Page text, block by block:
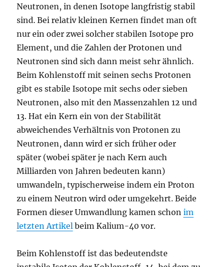
Neutronen, in denen Isotope langfristig stabil
sind. Bei relativ kleinen Kernen findet man oft
nur ein oder zwei solcher stabilen Isotope pro
Element, und die Zahlen der Protonen und
Neutronen sind sich dann meist sehr ähnlich.
Beim Kohlenstoff mit seinen sechs Protonen
gibt es stabile Isotope mit sechs oder sieben
Neutronen, also mit den Massenzahlen 12 und
13. Hat ein Kern ein von der Stabilität
abweichendes Verhältnis von Protonen zu
Neutronen, dann wird er sich früher oder
später (wobei später je nach Kern auch
Milliarden von Jahren bedeuten kann)
umwandeln, typischerweise indem ein Proton
zu einem Neutron wird oder umgekehrt. Beide
Formen dieser Umwandlung kamen schonim
letzten Artikel beim Kalium-40 vor.
Beim Kohlenstoff ist das bedeutendste